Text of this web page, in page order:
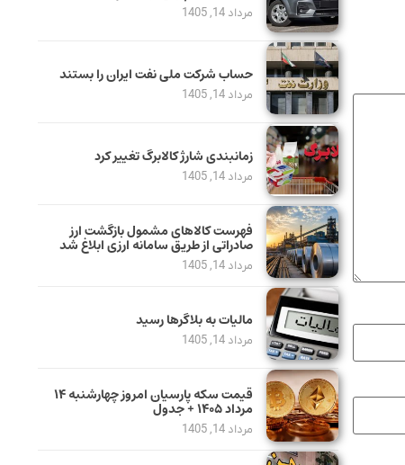
مرداد 14, 1405
حساب‌ شرکت ملی نفت ایران را بستند
مرداد 14, 1405
زمانبندی شارژ کالابرگ تغییر کرد
مرداد 14, 1405
فهرست کالاهای مشمول بازگشت ارز
صادراتی از طریق سامانه ارزی ابلاغ شد
مرداد 14, 1405
مالیات به بلاگرها رسید
مرداد 14, 1405
قیمت سکه پارسیان امروز چهارشنبه ۱۴
مرداد ۱۴۰۵ + جدول
مرداد 14, 1405